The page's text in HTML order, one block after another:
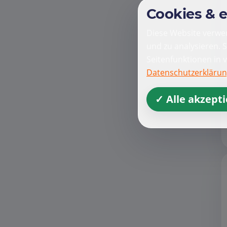
Cookies &
Diese Website
und zu
Seitenfunktionen
✓ Alle